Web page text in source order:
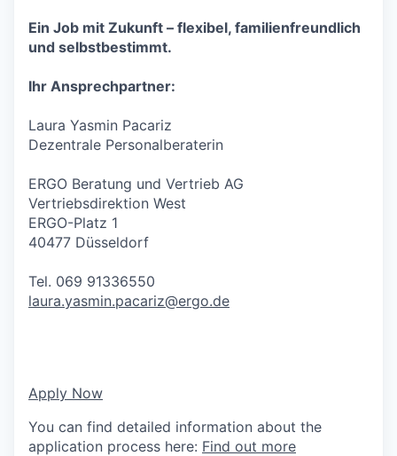
Ein Job mit Zukunft – flexibel, familienfreundlich
und selbstbestimmt.
Ihr Ansprechpartner:
Laura Yasmin Pacariz
Dezentrale Personalberaterin
ERGO Beratung und Vertrieb AG
Vertriebsdirektion West
ERGO-Platz 1
40477 Düsseldorf
Tel. 069 91336550
laura.yasmin.pacariz@ergo.de
Apply Now
You can find detailed information about the
application process here: Find out more